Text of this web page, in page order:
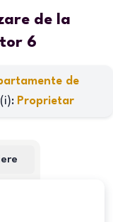
de la
6
de
: Proprietar